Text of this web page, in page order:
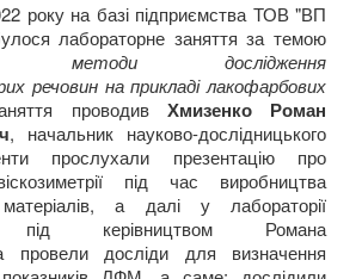
Про кафедру
Наукова робота
Навчання
року на базі підприємства ТОВ "ВП
лабораторне заняття за темою
методи дослідження
речовин на прикладі лакофарбових
проводив Хмизенко Роман
, начальник науково-дослідницького
прослухали презентацію про
під час виробництва
а далі у лабораторії
під керівництвом Романа
провели досліди для визначення